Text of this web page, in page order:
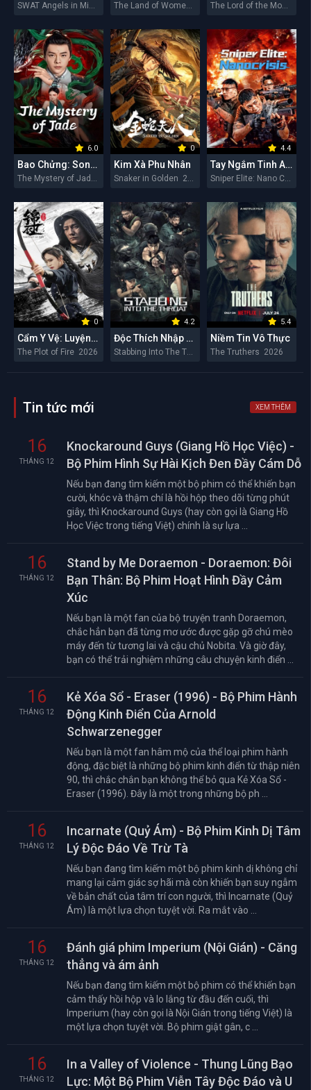
The Land of Women 2026 The Lord of the Monsters 2026
6.0
Bao Chửng: Song Ngư Quỷ Sự
The Mystery of Jade 2026
0
Kim Xà Phu Nhân
Snaker in Golden 2026
4.4
Tay Ngắm Tinh Anh: Nguy Cơ Nano
Sniper Elite: Nano Crisis 2026
0
Cẩm Y Vệ: Luyện Hỏa Ký
The Plot of Fire 2026
4.2
Độc Thích Nhập Hầu
Stabbing Into The Throat 2026
5.4
Niềm Tin Vô Thực
The Truthers 2026
Tin tức mới XEM THÊM
16
THÁNG 12
Knockaround Guys (Giang Hồ Học Việc) -
Bộ Phim Hình Sự Hài Kịch Đen Đầy Cám Dỗ
Nếu bạn đang tìm kiếm một bộ phim có thể khiến bạn
cười, khóc và thậm chí là hồi hộp theo dõi từng phút
giây, thì Knockaround Guys (hay còn gọi là Giang Hồ
Học Việc trong tiếng Việt) chính là sự lựa ...
16
THÁNG 12
Stand by Me Doraemon - Doraemon: Đôi
Bạn Thân: Bộ Phim Hoạt Hình Đầy Cảm
Xúc
Nếu bạn là một fan của bộ truyện tranh Doraemon,
chắc hẳn bạn đã từng mơ ước được gặp gỡ chú mèo
máy đến từ tương lai và cậu chủ Nobita. Và giờ đây,
bạn có thể trải nghiệm những câu chuyện kinh điển ...
16
THÁNG 12
Kẻ Xóa Sổ - Eraser (1996) - Bộ Phim Hành
Động Kinh Điển Của Arnold
Schwarzenegger
Nếu bạn là một fan hâm mộ của thể loại phim hành
động, đặc biệt là những bộ phim kinh điển từ thập niên
90, thì chắc chắn bạn không thể bỏ qua Kẻ Xóa Sổ -
Eraser (1996). Đây là một trong những bộ ph ...
16
THÁNG 12
Incarnate (Quỷ Ám) - Bộ Phim Kinh Dị Tâm
Lý Độc Đáo Về Trừ Tà
Nếu bạn đang tìm kiếm một bộ phim kinh dị không chỉ
mang lại cảm giác sợ hãi mà còn khiến bạn suy ngẫm
về bản chất của tâm trí con người, thì Incarnate (Quỷ
Ám) là một lựa chọn tuyệt vời. Ra mắt vào ...
16
THÁNG 12
Đánh giá phim Imperium (Nội Gián) - Căng
thẳng và ám ảnh
Nếu bạn đang tìm kiếm một bộ phim có thể khiến bạn
cảm thấy hồi hộp và lo lắng từ đầu đến cuối, thì
Imperium (hay còn gọi là Nội Gián trong tiếng Việt) là
một lựa chọn tuyệt vời. Bộ phim giật gân, c ...
16
THÁNG 12
In a Valley of Violence - Thung Lũng Bạo
Lực: Một Bộ Phim Viễn Tây Độc Đáo và U